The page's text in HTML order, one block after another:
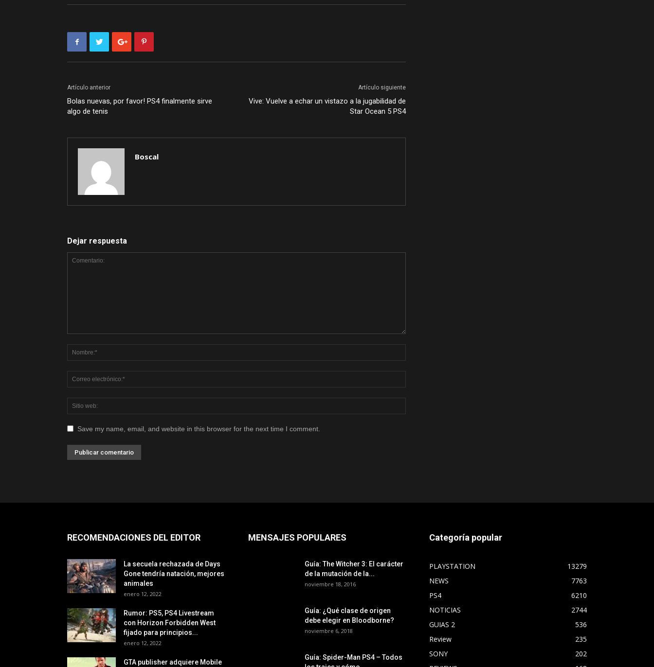
Artículo anterior
Bolas nuevas, por favor! PS4 finalmente sirve
algo de tenis
Artículo siguiente
Vive: Vuelve a echar un vistazo a la jugabilidad de
Star Ocean 5 PS4
Boscal
Dejar respuesta
Save my name, email, and website in this browser for the next time I comment.
RECOMENDACIONES DEL EDITOR
La secuela rechazada de Days
Gone tendría natación, mejores
animales
enero 12, 2022
Rumor: PS5, PS4 Livestream
con Horizon Forbidden West
fijado para principios...
enero 12, 2022
GTA publisher adquiere Mobile
MENSAJES POPULARES
Guía: The Witcher 3: El carácter
de la mutación de la...
noviembre 18, 2016
Guía: ¿Qué clase de origen
debe elegir en Bloodborne?
noviembre 6, 2018
Guía: Spider-Man PS4 – Todos
Categoría popular
PLAYSTATION
13279
NEWS
7763
PS4
6210
NOTICIAS
2744
GUIAS 2
536
Review
235
SONY
202